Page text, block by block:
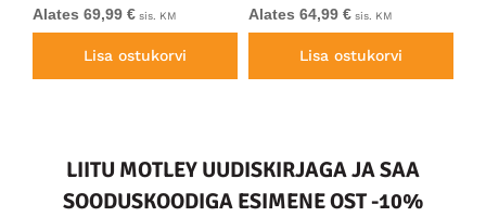
Alates 69,99 € sis. KM
Lisa ostukorvi
Alates 64,99 € sis. KM
Lisa ostukorvi
LIITU MOTLEY UUDISKIRJAGA JA SAA
SOODUSKOODIGA ESIMENE OST -10%